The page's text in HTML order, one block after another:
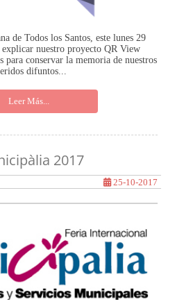
de Todos los Santos, este lunes 29
nuestro proyecto QR View
para conservar la memoria de nuestros
difuntos...
Leer Más...
2017
25-10-2017